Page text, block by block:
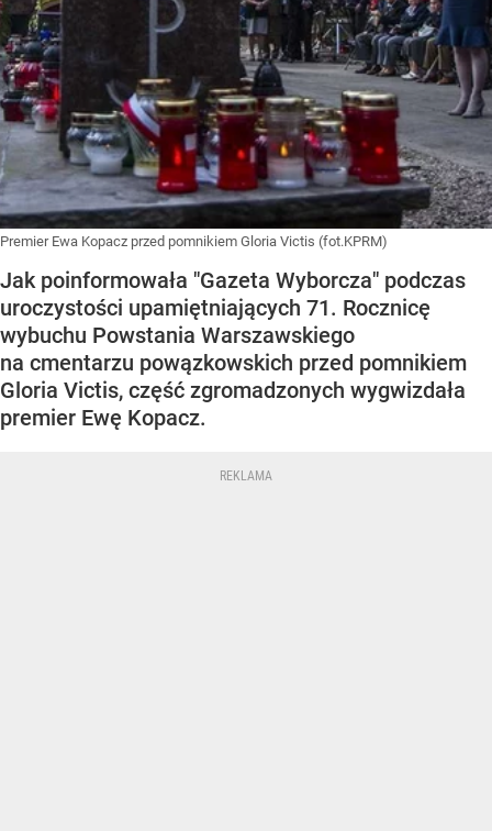
Premier Ewa Kopacz przed pomnikiem Gloria Victis (fot.KPRM)
Jak poinformowała "Gazeta Wyborcza" podczas
uroczystości upamiętniających 71. Rocznicę
wybuchu Powstania Warszawskiego
na cmentarzu powązkowskich przed pomnikiem
Gloria Victis, część zgromadzonych wygwizdała
premier Ewę Kopacz.